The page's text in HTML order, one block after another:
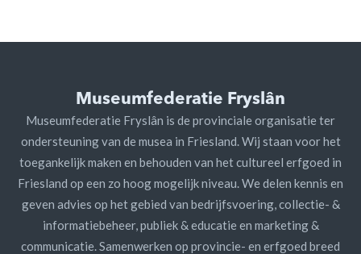
Museumfederatie Fryslân
Museumfederatie Fryslân is de provinciale organisatie ter
ondersteuning van de musea in Friesland. Wij staan voor het
toegankelijk maken en behouden van het cultureel erfgoed in
Friesland op een zo hoog mogelijk niveau. We delen kennis en
geven advies op het gebied van bedrijfsvoering, collectie- &
informatiebeheer, publiek & educatie en marketing &
communicatie. Samenwerken op provincie- en erfgoed breed